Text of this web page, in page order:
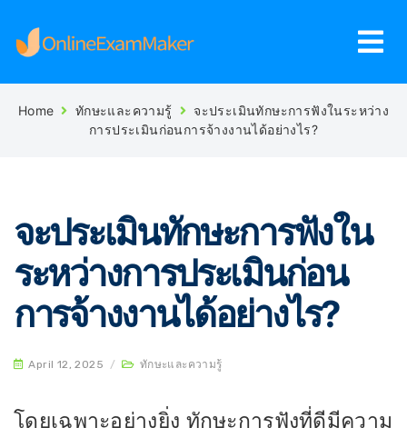
Home ทักษะและความรู้
จะประเมินทักษะการฟังในระหว่าง
การประเมินก่อนการจ้างงานได้อย่างไร?
จะประเมินทักษะการฟังใน
ระหว่างการประเมินก่อน
การจ้างงานได้อย่างไร?
April 12, 2025 / ทักษะและความรู้
โดยเฉพาะอย่างยิ่ง ทักษะการฟังที่ดีมีความ